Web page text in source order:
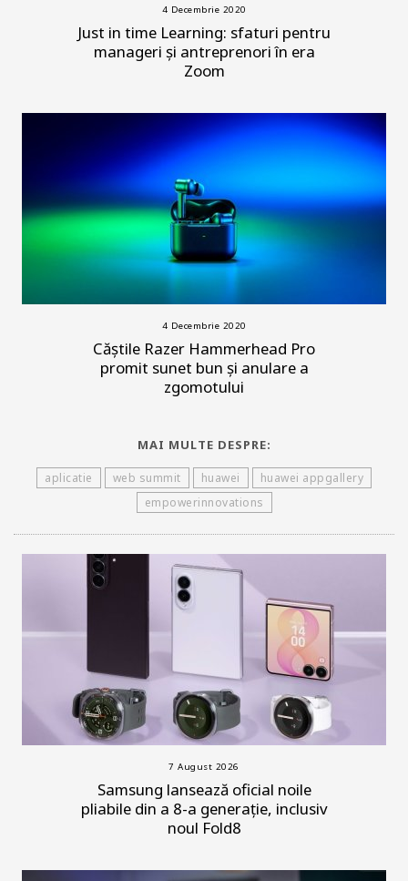
4 Decembrie 2020
Just in time Learning: sfaturi pentru
manageri și antreprenori în era
Zoom
4 Decembrie 2020
Căștile Razer Hammerhead Pro
promit sunet bun și anulare a
zgomotului
MAI MULTE DESPRE:
aplicatie web summit huawei
huawei appgallery
empowerinnovations
7 August 2026
Samsung lansează oficial noile
pliabile din a 8-a generație, inclusiv
noul Fold8